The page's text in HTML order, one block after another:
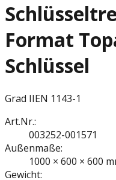
Format
Schlüssel
Grad IIEN 1143-1
Art.Nr.:
003252-001571
Außenmaße:
1000 × 600 × 600
Gewicht: